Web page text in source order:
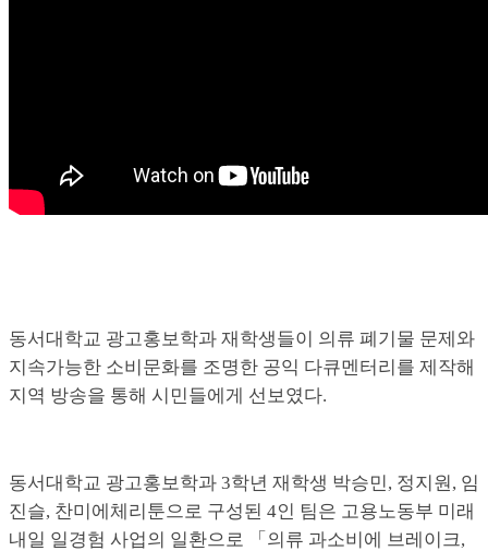
동서대학교 광고홍보학과 재학생들이 의류 폐기물 문제와
지속가능한 소비문화를 조명한 공익 다큐멘터리를 제작해
지역 방송을 통해 시민들에게 선보였다.
동서대학교 광고홍보학과 3학년 재학생 박승민, 정지원, 임
진슬, 찬미에체리툰으로 구성된 4인 팀은 고용노동부 미래
내일 일경험 사업의 일환으로 「의류 과소비에 브레이크,